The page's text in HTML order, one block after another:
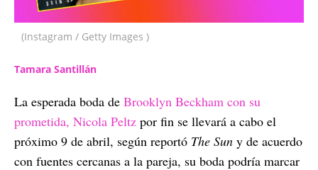
(Instagram / Getty Images )
Tamara Santillán
La esperada boda de Brooklyn Beckham con su
prometida, Nicola Peltz por fin se llevará a cabo el
próximo 9 de abril, según reportó The Sun y de acuerdo
con fuentes cercanas a la pareja, su boda podría marcar